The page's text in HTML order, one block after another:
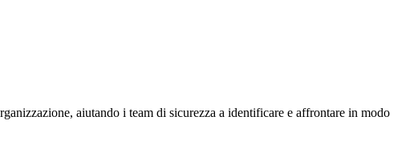
aiutando i team di sicurezza a identificare e affrontare in modo